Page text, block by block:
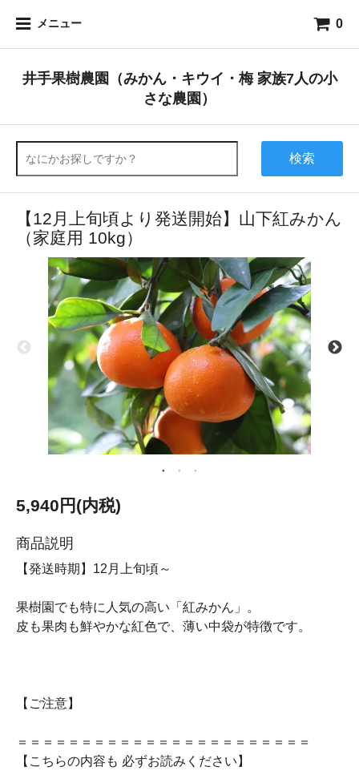
メニュー 0
井手果樹農園（みかん・キウイ・梅 家族7人の小
さな農園）
検索
【12月上旬頃より発送開始】山下紅みかん
（家庭用 10kg）
5,940円(内税)
商品説明
【発送時期】12月上旬頃～
果樹園でも特に人気の高い「紅みかん」。
皮も果肉も鮮やかな紅色で、薄い中袋が特徴です。
【ご注意】
＝＝＝＝＝＝＝＝＝＝＝＝＝＝＝＝＝＝＝＝＝＝＝
【こちらの内容も 必ずお読みください】